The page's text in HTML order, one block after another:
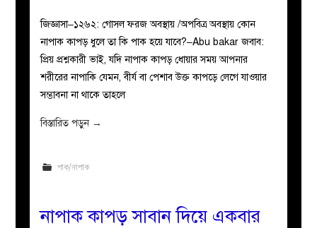
জিজ্ঞাসা–১২৬২: গোসল ফরজ অবস্থায় /অপবিত্র অবস্থায় কোন
নাপাক কাপড় ধুলে তা কি পাক হয়ে যাবে?–Abu bakar জবাব:
প্রিয় প্রশ্নকারী ভাই, যদি নাপাক কাপড় ধোয়ার সময় আপনার
শরীরের নাপাকি যেমন, বীর্য বা পেশাব উক্ত কাপড়ে লেগে যাওয়ার
সম্ভাবনা না থাকে তাহলে
বিস্তারিত পড়ুন →
পাক/নাপাক
নাপাক কাপড় সাবান দিয়ে একবার